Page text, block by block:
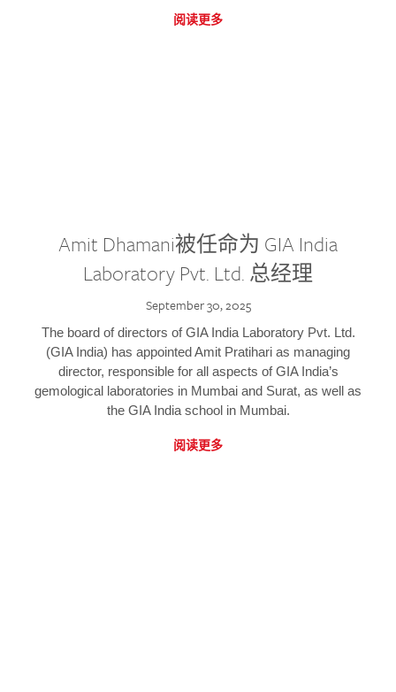
阅读更多
Amit Dhamani被任命为 GIA India
Laboratory Pvt. Ltd. 总经理
September 30, 2025
The board of directors of GIA India Laboratory Pvt. Ltd.
(GIA India) has appointed Amit Pratihari as managing
director, responsible for all aspects of GIA India’s
gemological laboratories in Mumbai and Surat, as well as
the GIA India school in Mumbai.
阅读更多